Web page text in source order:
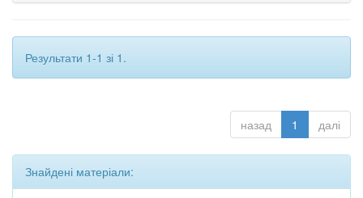
Результати 1-1 зі 1.
назад 1 далі
Знайдені матеріали: